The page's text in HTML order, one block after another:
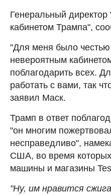
Генеральный
кабинетом Трампа",
"Для меня было
невероятным
поблагодарить всех.
работать с вами, так
заявил Маск.
Трамп в ответ
"он многим
несправедливо",
США, во время
машины и магазины
"Ну, им нравится